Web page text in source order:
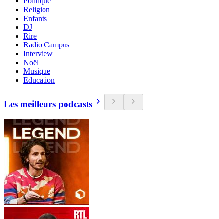
Religion
Enfants
DJ
Rire
Radio Campus
Interview
Noël
Musique
Education
Les meilleurs podcasts